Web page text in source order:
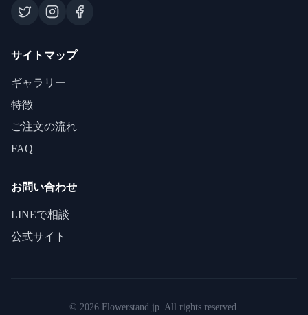
サイトマップ
ギャラリー
特徴
ご注文の流れ
FAQ
お問い合わせ
LINEで相談
公式サイト
© 2026Flowerstand.jp. All rights reserved.